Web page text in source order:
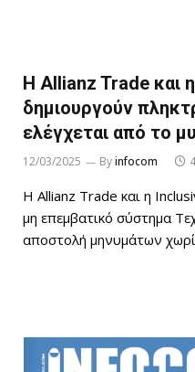
Η Allianz Trade και
δημιουργούν
ελέγχεται από το
12/03/2025 Byinfocom
Η Allianz Trade και η
μη επεμβατικό σύστημα
αποστολή μηνυμάτων